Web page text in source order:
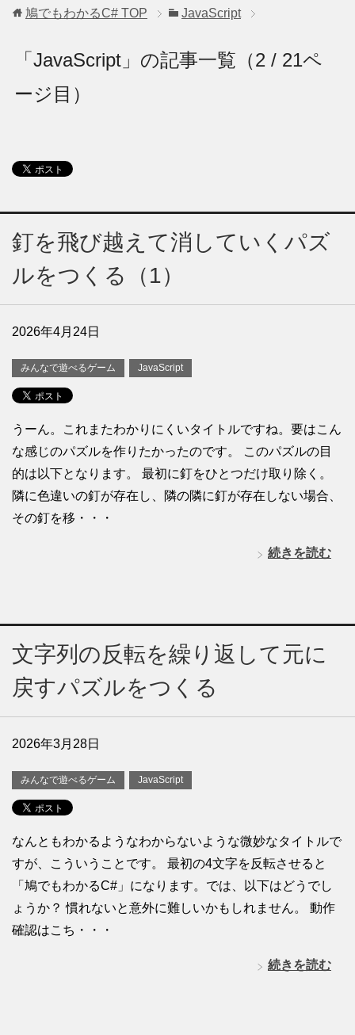
鳩でもわかるC# TOP JavaScript
「JavaScript」の記事一覧（2 / 21ペ
ージ目）
釘を飛び越えて消していくパズ
ルをつくる（1）
2026年4月24日
みんなで遊べるゲーム JavaScript
うーん。これまたわかりにくいタイトルですね。要はこん
な感じのパズルを作りたかったのです。 このパズルの目
的は以下となります。 最初に釘をひとつだけ取り除く。
隣に色違いの釘が存在し、隣の隣に釘が存在しない場合、
その釘を移・・・
続きを読む
文字列の反転を繰り返して元に
戻すパズルをつくる
2026年3月28日
みんなで遊べるゲーム JavaScript
なんともわかるようなわからないような微妙なタイトルで
すが、こういうことです。 最初の4文字を反転させると
「鳩でもわかるC#」になります。では、以下はどうでし
ょうか？ 慣れないと意外に難しいかもしれません。 動作
確認はこち・・・
続きを読む